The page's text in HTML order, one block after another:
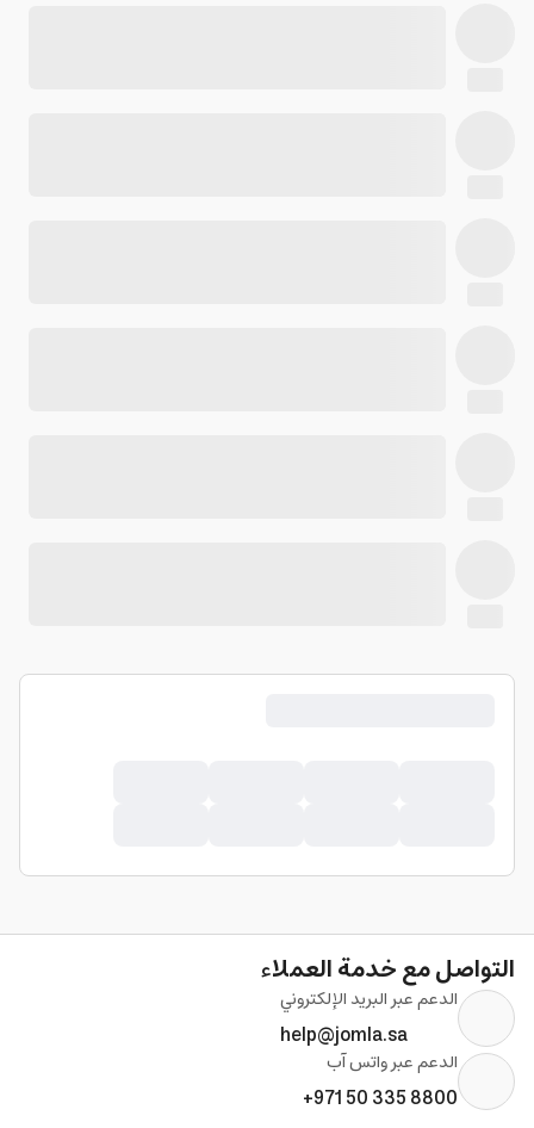
التواصل مع خدمة العملاء
الدعم عبر البريد الإلكتروني
help@jomla.sa
الدعم عبر واتس آب
+971 50 335 8800